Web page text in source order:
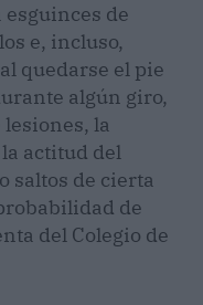
de
e, incluso,
quedarse el pie
algún giro,
lesiones, la
actitud del
saltos de cierta
de
del Colegio de